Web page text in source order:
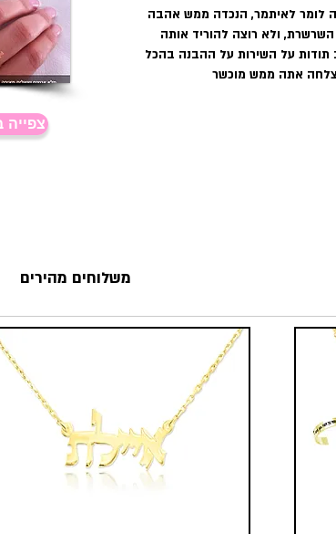
צפייה
לומר לאיתמר, הנכדה ממש אהבה
ולא רוצה להוריד אותה
תודות על השירות על ההבנה בהכל
אתה ממש מוכשר
משלוחים מהירים